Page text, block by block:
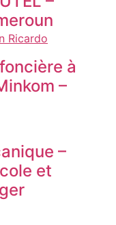
Ricardo
à
–
–
et